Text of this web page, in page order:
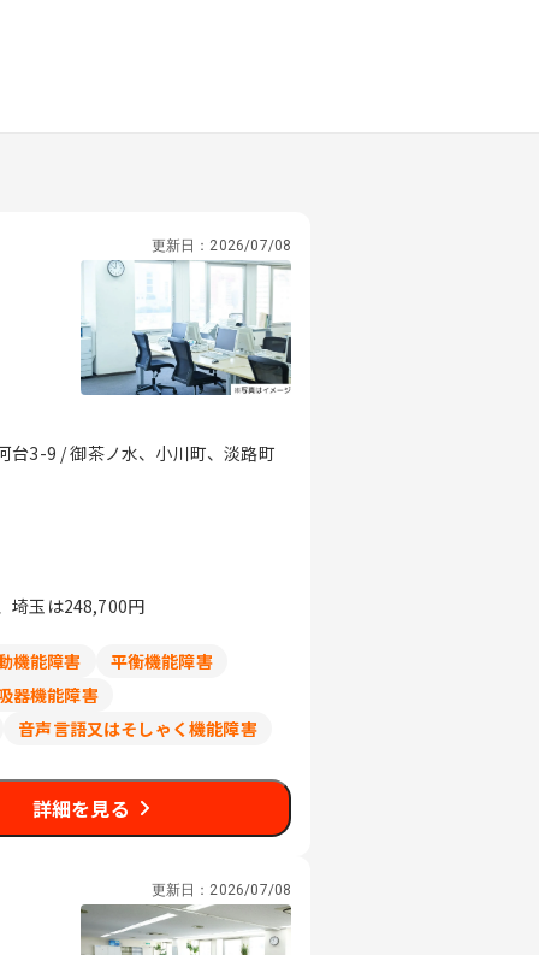
更新日： 2026/07/08
台3-9 / 御茶ノ水、小川町、淡路町
埼玉は248,700円
機能障害
平衡機能障害
器機能障害
音声言語又はそしゃく機能障害
詳細を見る
更新日： 2026/07/08